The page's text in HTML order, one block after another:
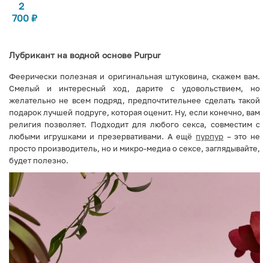
2
700 ₽
Лубрикант на водной основе Purpur
Феерически полезная и оригинальная штуковина, скажем вам.
Смелый и интересный ход, дарите с удовольствием, но
желательно не всем подряд, предпочтительнее сделать такой
подарок лучшей подруге, которая оценит. Ну, если конечно, вам
религия позволяет. Подходит для любого секса, совместим с
любыми игрушками и презервативами. А ещё пурпур – это не
просто производитель, но и микро-медиа о сексе, заглядывайте,
будет полезно.